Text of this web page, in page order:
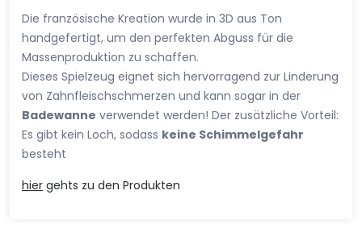
Die französische Kreation wurde in 3D aus Ton
handgefertigt, um den perfekten Abguss für die
Massenproduktion zu schaffen.
Dieses Spielzeug eignet sich hervorragend zur Linderung
von Zahnfleischschmerzen und kann sogar in der
Badewanne verwendet werden! Der zusätzliche Vorteil:
Es gibt kein Loch, sodass keine Schimmelgefahr
besteht
hier gehts zu den Produkten